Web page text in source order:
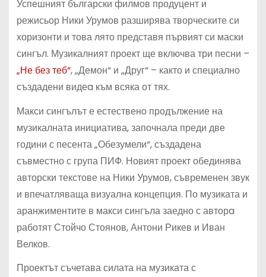
Успешният български филмов продуцент и
режисьор Ники Урумов разширява творческите си
хоризонти и това лято представя първият си маски
сингъл. Музикалният проект ще включва три песни –
„Не без теб“, „Демон“ и „Друг“ – както и специално
създадени видеa към всяка от тях.
Макси сингълът е естествено продължение на
музикалната инициатива, започнала преди две
години с песента „Обезумели“, създадена
съвместно с група ПИФ. Новият проект обединява
авторски текстове на Ники Урумов, съвременен звук
и впечатляваща визуална концепция. По музиката и
аранжиментите в макси сингъла заедно с авторa
работят Стойчо Стоянов, Антони Рикев и Иван
Велков.
Проектът съчетава силата на музиката с